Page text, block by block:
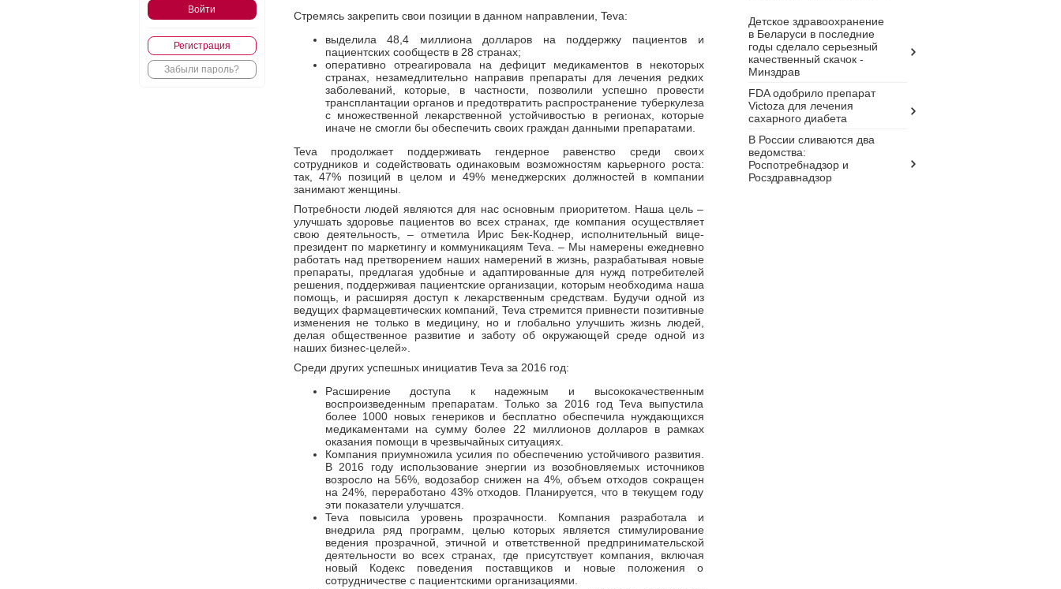
Регистрация
Забыли пароль?
Стремясь закрепить свои позиции в данном направлении, Teva:
выделила 48,4 миллиона долларов на поддержку пациентов и
пациентских сообществ в 28 странах;
оперативно отреагировала на дефицит медикаментов в некоторых
странах, незамедлительно направив препараты для лечения редких
заболеваний, которые, в частности, позволили успешно провести
трансплантации органов и предотвратить распространение туберкулеза
с множественной лекарственной устойчивостью в регионах, которые
иначе не смогли бы обеспечить своих граждан данными препаратами.
Teva продолжает поддерживать гендерное равенство среди своих
сотрудников и содействовать одинаковым возможностям карьерного роста:
так, 47% позиций в целом и 49% менеджерских должностей в компании
занимают женщины.
Потребности людей являются для нас основным приоритетом. Наша цель –
улучшать здоровье пациентов во всех странах, где компания осуществляет
свою деятельность, – отметила Ирис Бек-Коднер, исполнительный вице-
президент по маркетингу и коммуникациям Teva. – Мы намерены ежедневно
работать над претворением наших намерений в жизнь, разрабатывая новые
препараты, предлагая удобные и адаптированные для нужд потребителей
решения, поддерживая пациентские организации, которым необходима наша
помощь, и расширяя доступ к лекарственным средствам. Будучи одной из
ведущих фармацевтических компаний, Teva стремится привнести позитивные
изменения не только в медицину, но и глобально улучшить жизнь людей,
делая общественное развитие и заботу об окружающей среде одной из
наших бизнес-целей».
Среди других успешных инициатив Teva за 2016 год:
Расширение доступа к надежным и высококачественным
воспроизведенным препаратам. Только за 2016 год Teva выпустила
более 1000 новых генериков и бесплатно обеспечила нуждающихся
медикаментами на сумму более 22 миллионов долларов в рамках
оказания помощи в чрезвычайных ситуациях.
Компания приумножила усилия по обеспечению устойчивого развития.
В 2016 году использование энергии из возобновляемых источников
возросло на 56%, водозабор снижен на 4%, объем отходов сокращен
на 24%, переработано 43% отходов. Планируется, что в текущем году
эти показатели улучшатся.
Teva повысила уровень прозрачности. Компания разработала и
внедрила ряд программ, целью которых является стимулирование
ведения прозрачной, этичной и ответственной предпринимательской
деятельности во всех странах, где присутствует компания, включая
новый Кодекс поведения поставщиков и новые положения о
сотрудничестве с пациентскими организациями.
Детское здравоохранение
в Беларуси в последние
годы сделало серьезный
качественный скачок -
Минздрав
FDA одобрило препарат
Victoza для лечения
сахарного диабета
В России сливаются два
ведомства:
Роспотребнадзор и
Росздравнадзор